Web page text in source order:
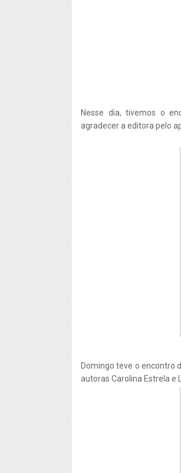
Nesse dia, tivemos o
agradecer a editora pelo
Domingo teve o encontro
autoras Carolina Estrela e